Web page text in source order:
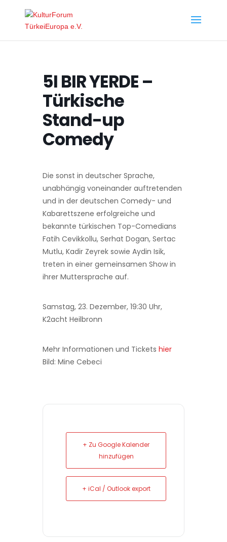
5I BIR YERDE –
Türkische
Stand-up
Comedy
Die sonst in deutscher Sprache,
unabhängig voneinander auftretenden
und in der deutschen Comedy- und
Kabarettszene erfolgreiche und
bekannte türkischen Top-Comedians
Fatih Cevikkollu, Serhat Dogan, Sertac
Mutlu, Kadir Zeyrek sowie Aydin Isik,
treten in einer gemeinsamen Show in
ihrer Muttersprache auf.
Samstag, 23. Dezember, 19:30 Uhr,
K2acht Heilbronn
Mehr Informationen und Tickets hier
Bild: Mine Cebeci
+ Zu Google Kalender
hinzufügen
+ iCal / Outlook export